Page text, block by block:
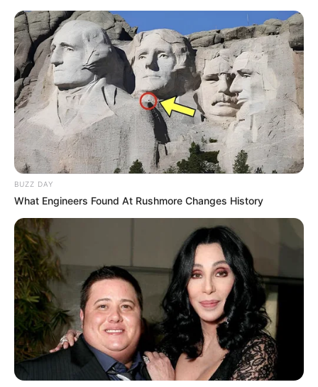
BUZZ DAY
What Engineers Found At Rushmore Changes History